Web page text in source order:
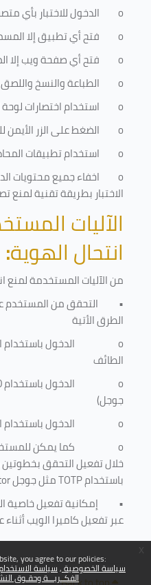
you agree to our policies:
سياسة الخصوصية سياسة
الفكــريـــة وحقـوق
o
الدخول للاختبار بأي
o
فتح أي تطبيق إلا
o
فتح أي صفحة ويب إلا
o
الطباعة والنسخ واللصق
o
استخدام اختصارات لوحة
o
الضغط على الزر الأيمن
o
استخدام تطبيقات
o
اخفاء جميع محتويات
الاختبار بطريقة تقنية لمنع
الآليات
انتحال الهوية:
من الآليات المستخدمة لمنع
• التحقق من المستخدم
الطرق الأتية
o
الدخول
الطائف
o
الدخول باستخدام
جوجل)
o
الدخول
o
كما يمكن
خلال تفعيل التحقق
باستخدامTOTPمثل جوجل
• إمكانية تفعيل خاصية
عبر تفعيل كاميرا الويب أثناء